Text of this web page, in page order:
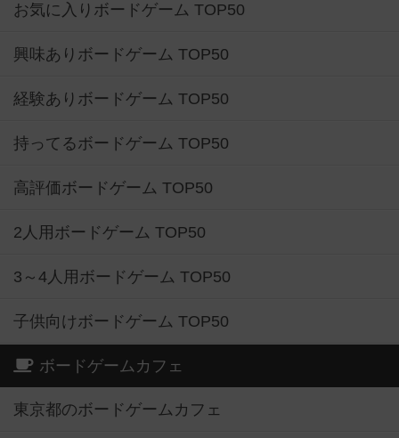
お気に入りボードゲーム TOP50
興味ありボードゲーム TOP50
経験ありボードゲーム TOP50
持ってるボードゲーム TOP50
高評価ボードゲーム TOP50
2人用ボードゲーム TOP50
3～4人用ボードゲーム TOP50
子供向けボードゲーム TOP50
ボードゲームカフェ
東京都のボードゲームカフェ